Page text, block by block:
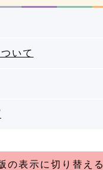
いて
の表示に切り替える